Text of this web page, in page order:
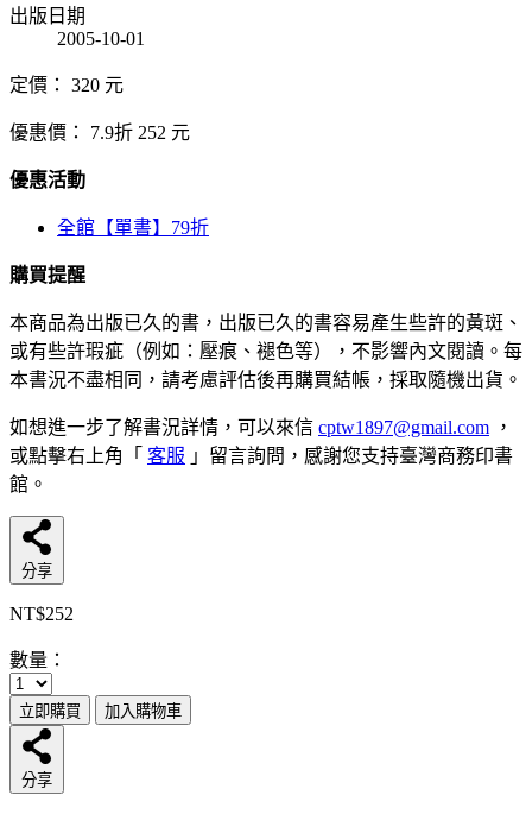
出版日期
2005-10-01
定價： 320 元
優惠價： 7.9折 252 元
優惠活動
全館【單書】79折
購買提醒
本商品為出版已久的書，出版已久的書容易產生些許的黃斑、
或有些許瑕疵（例如：壓痕、褪色等），不影響內文閱讀。每
本書況不盡相同，請考慮評估後再購買結帳，採取隨機出貨。
如想進一步了解書況詳情，可以來信 cptw1897@gmail.com ，
或點擊右上角「 客服 」留言詢問，感謝您支持臺灣商務印書
館。
分享
NT$252
數量：
立即購買 加入購物車
分享